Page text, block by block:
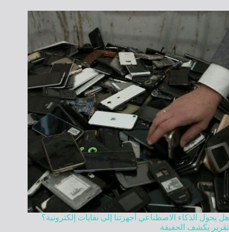
هل يحول الذكاء الاصطناعي أجهزتنا إلى نفايات إلكترونية؟
تقرير يكشف الحقيقة